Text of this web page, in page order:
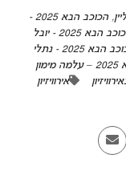
,
הכוכב הבא 2025 -
הכוכב הבא 2025 - יובל
הכוכב הבא 2025 - נתלי
הכוכב הבא 2025 – עלמה מימון
אירוויזיון